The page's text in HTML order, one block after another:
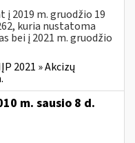
2019 m. gruodžio 19
kuria nustatoma
bei į 2021 m. gruodžio
2021 » Akcizų
m. sausio 8 d.